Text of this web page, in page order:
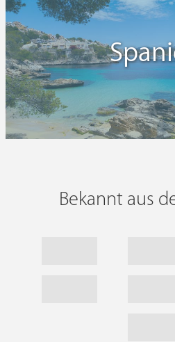
Bekannt aus